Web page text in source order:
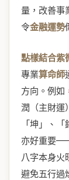
量，改善事
令金融運勢
點樣結合紫
專業算命師
方向。例如
潤（主財運
「坤」、
亦好重要
八字本身火
避免五行過